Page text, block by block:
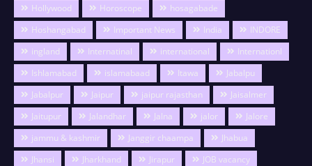
Hollywood
Horoscope
hosagabade
Hoshangabad
Important News India
INDORE
ingland
Internatinal international
Internationl
Ishlamabad
islamabaad Itawa
Jabalpu
Jabalpur
Jaipur jaipur rajasthan
Jaisalmer
Jaitupur
Jalandhar Jalna jalor
Jalore
jammu & kashmir
Janggir chaampa
Jhabua
Jhansi
Jharkhand Jirapur
JOB vacancy